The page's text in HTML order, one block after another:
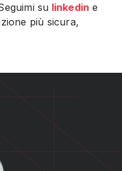
su linkedin e
più sicura,